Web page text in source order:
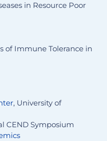
in Resource Poor
of Immune Tolerance in
, University of
CEND Symposium